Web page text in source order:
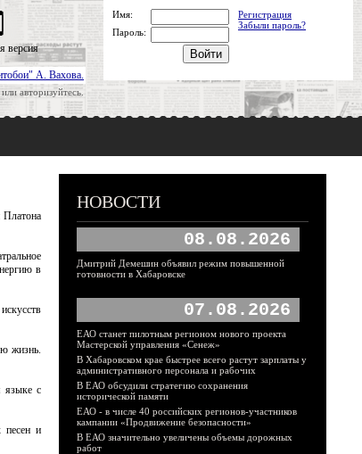
А. Вахова.
авторизуйтесь.
версия
Имя:
Регистрация
Забыли пароль?
Пароль:
Платона
в
жизнь.
языке с
песен и
НОВОСТИ
08.08.2026
Дмитрий Демешин объявил режим повышенной
готовности в Хабаровске
07.08.2026
ЕАО станет пилотным регионом нового проекта
Мастерской управления «Сенеж»
В Хабаровском крае быстрее всего растут зарплаты у
административного персонала и рабочих
В ЕАО обсудили стратегию сохранения
исторической памяти
ЕАО - в числе 40 российских регионов-участников
кампании «Продвижение безопасности»
В ЕАО значительно увеличены объемы дорожных
работ